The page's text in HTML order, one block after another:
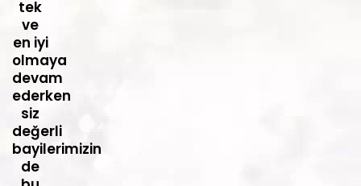
tek
ve
en iyi
olmaya
devam
ederken
siz
değerli
bayilerimizin
de